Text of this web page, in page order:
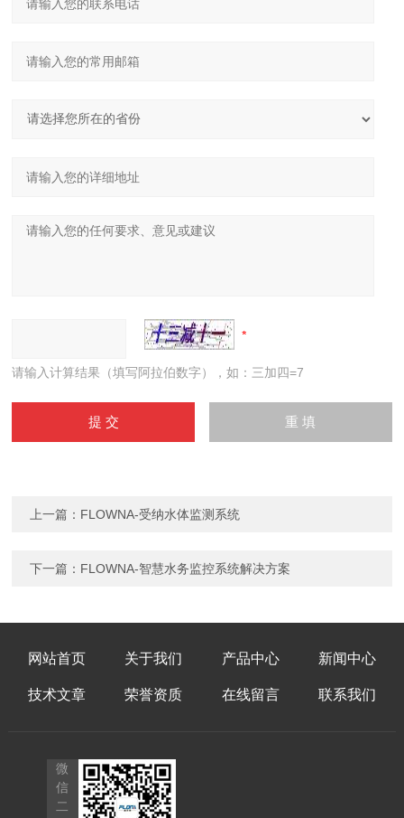
请输入计算结果（填写阿拉伯数字），如：三加四=7
上一篇： FLOWNA-受纳水体监测系统
下一篇： FLOWNA-智慧水务监控系统解决方案
网站首页 关于我们 产品中心 新闻中心
技术文章 荣誉资质 在线留言 联系我们
微
信
二